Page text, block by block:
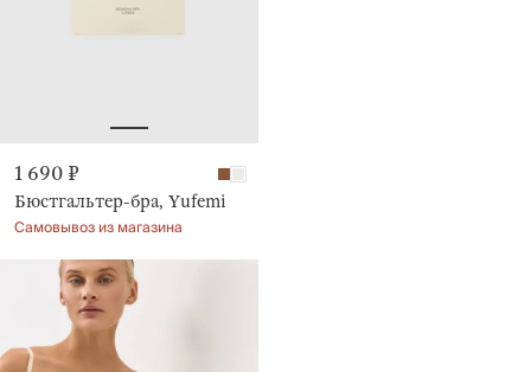
1 690 ₽
Бюстгальтер-бра, Yufemi
Самовывоз из магазина